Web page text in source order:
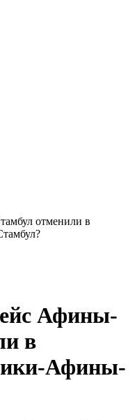
отменили в
Афины-
в
Афины-